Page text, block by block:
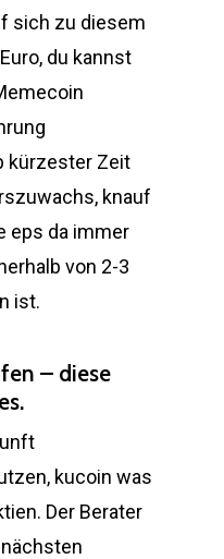
sich zu diesem
du kannst
kürzester Zeit
knauf
eps da immer
von 2-3
ist.
– diese
kucoin was
Der Berater